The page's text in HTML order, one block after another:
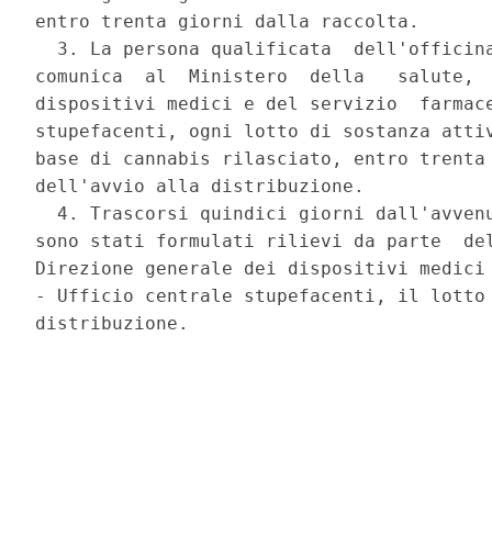
entro trenta giorni dalla raccolta.
3. La persona qualificata
comunica  al  Ministero  della   salute,
dispositivi medici e del servizio
stupefacenti, ogni lotto di sostanza
base di cannabis rilasciato, entro
dell'avvio alla distribuzione.
4. Trascorsi quindici giorni
sono stati formulati rilievi da parte
Direzione generale dei dispositivi
- Ufficio centrale stupefacenti, il lotto